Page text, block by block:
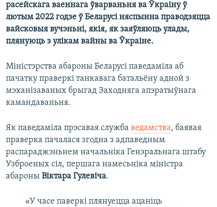
расейскага ваеннага ўварваньня ва Ўкраіну ў
лютым 2022 годзе ў Беларусі няспынна праводзяцца
вайсковыя вучэньні, якія, як заяўляюць улады,
плянуюць з улікам вайны ва Ўкраіне.
Міністэрства абароны Беларусі паведаміла аб
пачатку праверкі танкавага батальёну адной з
мэханізаваных брыгад Заходняга апэратыўнага
камандаваньня.
Як паведаміла прэсавая служба ведамства, баявая
праверка пачалася згодна з адпаведным
распараджэньнем начальніка Генэральнага штабу
Узброеных сіл, першага намесьніка міністра
абароны Віктара Гулевіча.
«У часе паверкі плянуецца ацаніць